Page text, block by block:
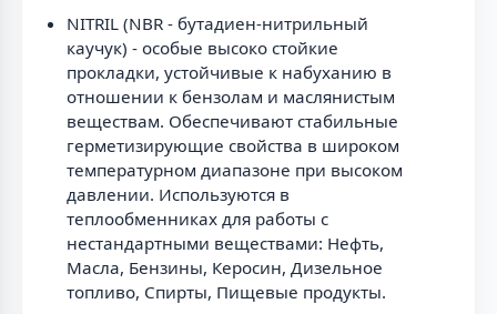
NITRIL (NBR - бутадиен-нитрильный
каучук) - особые высоко стойкие
прокладки, устойчивые к набуханию в
отношении к бензолам и маслянистым
веществам. Обеспечивают стабильные
герметизирующие свойства в широком
температурном диапазоне при высоком
давлении. Используются в
теплообменниках для работы с
нестандартными веществами: Нефть,
Масла, Бензины, Керосин, Дизельное
топливо, Спирты, Пищевые продукты.